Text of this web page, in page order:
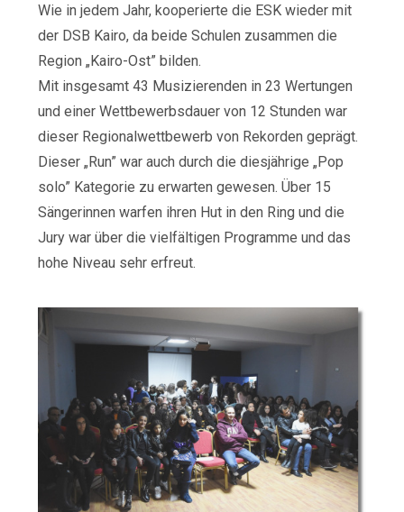
Wie in jedem Jahr, kooperierte die ESK wieder mit
der DSB Kairo, da beide Schulen zusammen die
Region „Kairo-Ost” bilden.
Mit insgesamt 43 Musizierenden in 23 Wertungen
und einer Wettbewerbsdauer von 12 Stunden war
dieser Regionalwettbewerb von Rekorden geprägt.
Dieser „Run” war auch durch die diesjährige „Pop
solo” Kategorie zu erwarten gewesen. Über 15
Sängerinnen warfen ihren Hut in den Ring und die
Jury war über die vielfältigen Programme und das
hohe Niveau sehr erfreut.